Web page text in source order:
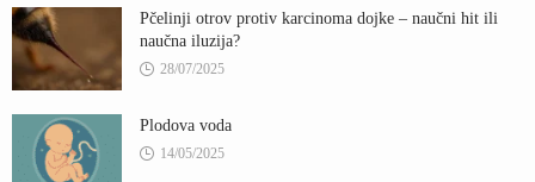
Pčelinji otrov protiv karcinoma dojke – naučni hit ili
naučna iluzija?
28/07/2025
Plodova voda
14/05/2025